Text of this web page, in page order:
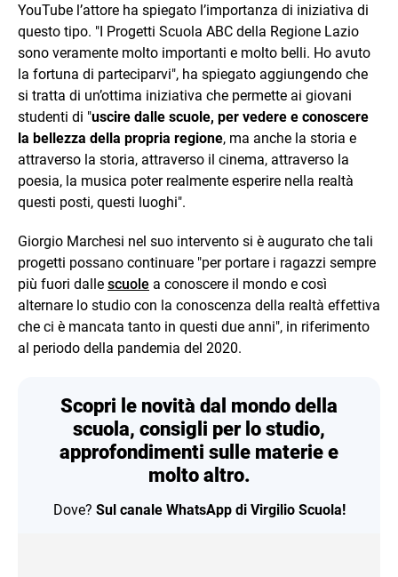
YouTube l’attore ha spiegato l’importanza di iniziativa di
questo tipo. "I Progetti Scuola ABC della Regione Lazio
sono veramente molto importanti e molto belli. Ho avuto
la fortuna di parteciparvi", ha spiegato aggiungendo che
si tratta di un’ottima iniziativa che permette ai giovani
studenti di "uscire dalle scuole, per vedere e conoscere
la bellezza della propria regione, ma anche la storia e
attraverso la storia, attraverso il cinema, attraverso la
poesia, la musica poter realmente esperire nella realtà
questi posti, questi luoghi".
Giorgio Marchesi nel suo intervento si è augurato che tali
progetti possano continuare "per portare i ragazzi sempre
più fuori dalle scuole a conoscere il mondo e così
alternare lo studio con la conoscenza della realtà effettiva
che ci è mancata tanto in questi due anni", in riferimento
al periodo della pandemia del 2020.
Scopri le novità dal mondo della
scuola, consigli per lo studio,
approfondimenti sulle materie e
molto altro.
Dove? Sul canale WhatsApp di Virgilio Scuola!